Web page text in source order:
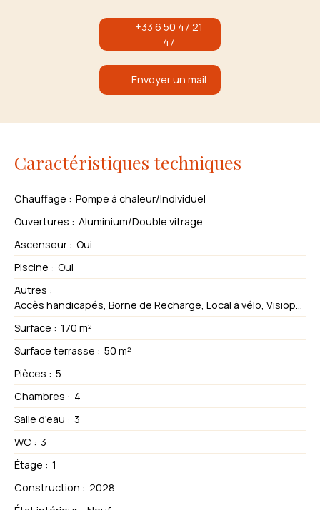
+33 6 50 47 21
47
Envoyer un mail
Caractéristiques techniques
Chauffage : Pompe à chaleur/Individuel
Ouvertures : Aluminium/Double vitrage
Ascenseur : Oui
Piscine : Oui
Autres :
Accès handicapés, Borne de Recharge, Local à vélo, Visiophone, Volets électriques
Surface : 170 m²
Surface terrasse : 50 m²
Pièces : 5
Chambres : 4
Salle d'eau : 3
WC : 3
Étage : 1
Construction : 2028